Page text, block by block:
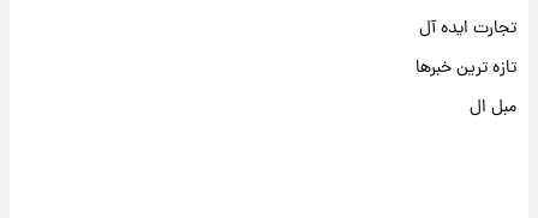
تجارت ایده آل
تازه ترین خبرها
مبل ال